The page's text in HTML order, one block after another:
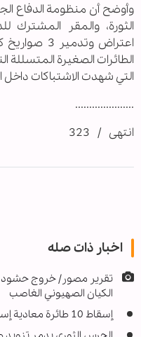
وأوضح أن منظومة الدفاع
الثورة، والمقر المشترك
الطائرات الصغيرة المتسللة
التي شهدت الاشتباكات داخل
.....................
انتهى / 323
اخبار ذات صله
تقرير مصور/ خروج حشود
الكيان الصهيوني الغاصب
إسقاط 10 طائرة معادية إسرائيلية في مناطق متفرقة من إيران